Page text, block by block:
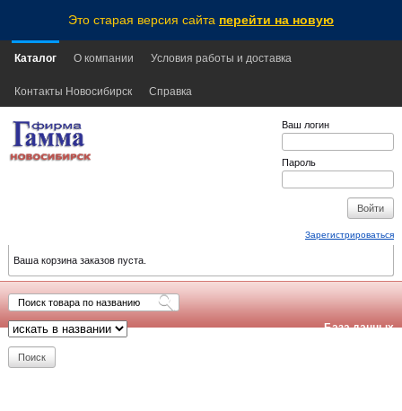
Это старая версия сайта перейти на новую
Каталог О компании Условия работы и доставка
Контакты Новосибирск Справка
Ваш логин
Пароль
Зарегистрироваться
Ваша корзина заказов пуста.
База данных